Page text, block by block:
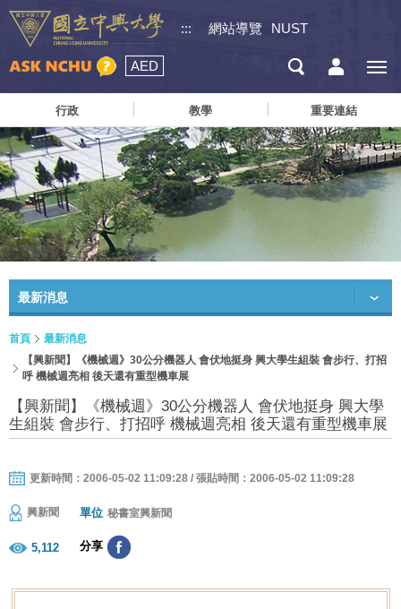
::: 網站導覽 NUST
AED
行政 教學 重要連結
最新消息
首頁
最新消息
【興新聞】《機械週》30公分機器人 會伏地挺身 興大學生組裝 會步行、打招
呼 機械週亮相 後天還有重型機車展
【興新聞】《機械週》30公分機器人 會伏地挺身 興大學
生組裝 會步行、打招呼 機械週亮相 後天還有重型機車展
更新時間：2006-05-02 11:09:28 / 張貼時間：2006-05-02 11:09:28
興新聞 單位 秘書室興新聞
5,112 分享